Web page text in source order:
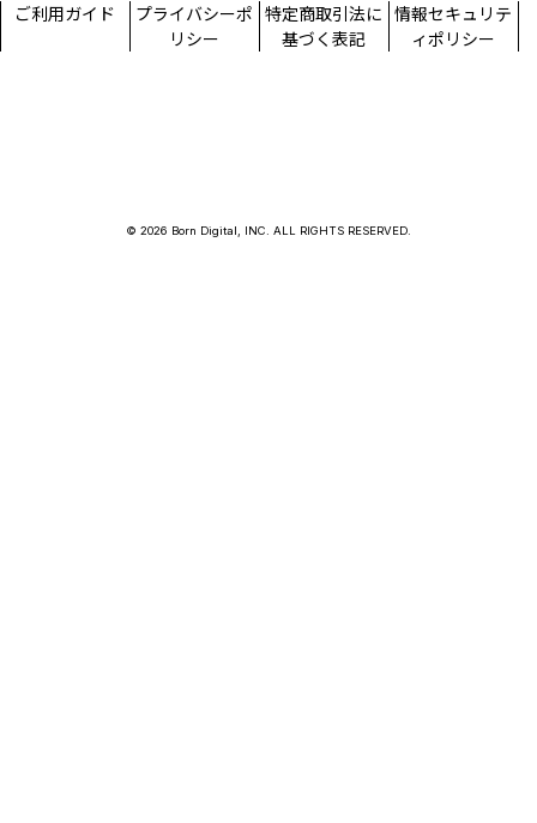
ご利用ガイド
プライバシーポ
リシー
特定商取引法に
基づく表記
情報セキュリテ
ィポリシー
© 2026 Born Digital, INC. ALL RIGHTS RESERVED.